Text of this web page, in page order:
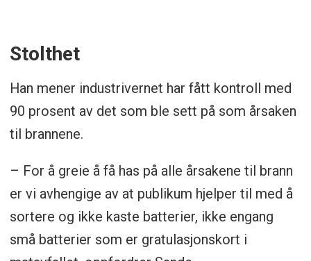
Stolthet
Han mener industrivernet har fått kontroll med
90 prosent av det som ble sett på som årsaken
til brannene.
– For å greie å få has på alle årsakene til brann
er vi avhengige av at publikum hjelper til med å
sortere og ikke kaste batterier, ikke engang
små batterier som er gratulasjonskort i